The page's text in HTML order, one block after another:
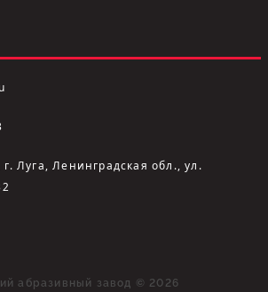
г. Луга, Ленинградская обл., ул.
абразивный завод © 2026